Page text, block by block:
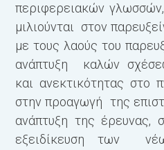
περιφερειακών
μιλιούνται στον
με τους λαούς του
ανάπτυξη καλών
και ανεκτικότητας στο
στην προαγωγή της
ανάπτυξη της έρευνας,
εξειδίκευση των